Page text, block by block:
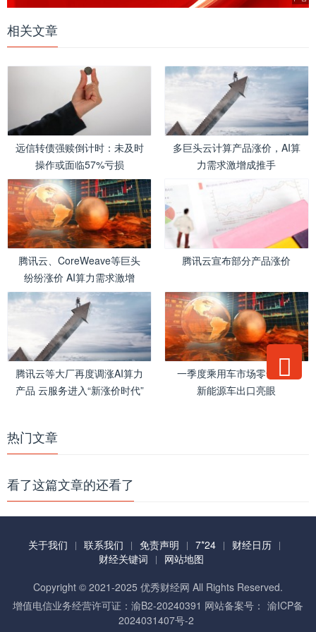
相关文章
远信转债强赎倒计时：未及时
操作或面临57%亏损
多巨头云计算产品涨价，AI算
力需求激增成推手
腾讯云、CoreWeave等巨头
纷纷涨价 AI算力需求激增
腾讯云宣布部分产品涨价
腾讯云等大厂再度调涨AI算力
产品 云服务进入“新涨价时代”
一季度乘用车市场零售下滑
新能源车出口亮眼
热门文章
看了这篇文章的还看了
关于我们 联系我们 免责声明 7*24
财经日历
财经关键词
网站地图
Copyright © 2021-2025 优秀财经网 All Rights Reserved.
增值电信业务经营许可证：渝B2-20240391 网站备案号： 渝ICP备
2024031407号-2